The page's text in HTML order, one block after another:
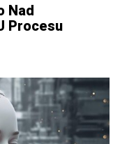
Nad
Procesu